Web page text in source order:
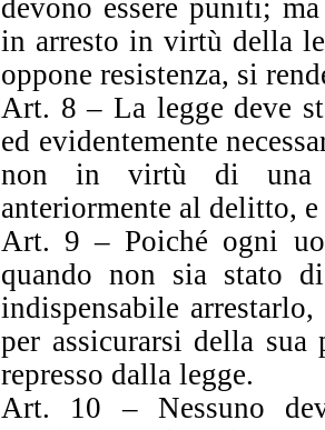
devono essere puniti;
in arresto in virtù della
oppone resistenza, si
Art. 8 – La legge deve
ed evidentemente
non in virtù di una
anteriormente al delitto,
Art. 9 – Poiché ogni
quando non sia stato
indispensabile
per assicurarsi della sua
represso dalla legge.
Art. 10 – Nessuno